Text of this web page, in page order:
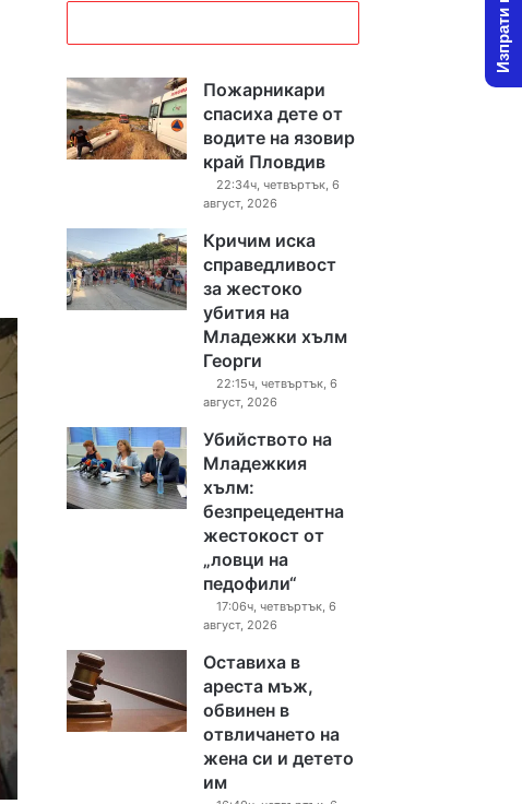
Пожарникари
спасиха дете от
водите на язовир
край Пловдив
22:34ч, четвъртък, 6
август, 2026
Кричим иска
справедливост
за жестоко
убития на
Младежки хълм
Георги
22:15ч, четвъртък, 6
август, 2026
Убийството на
Младежкия
хълм:
безпрецедентна
жестокост от
„ловци на
педофили“
17:06ч, четвъртък, 6
август, 2026
Оставиха в
ареста мъж,
обвинен в
отвличането на
жена си и детето
им